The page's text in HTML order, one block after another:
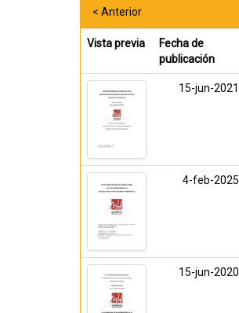
< Anterior
Vista previa
Fecha de
publicación
15-jun-2021
4-feb-2025
15-jun-2020